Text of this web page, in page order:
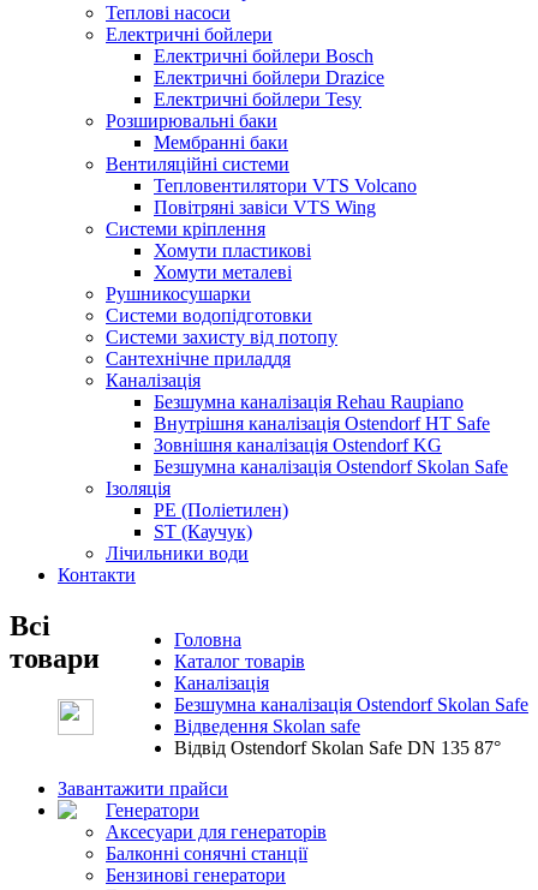
Теплові насоси
Електричні бойлери
Електричні бойлери Bosch
Електричні бойлери Drazice
Електричні бойлери Tesy
Розширювальні баки
Мембранні баки
Вентиляційні системи
Тепловентилятори VTS Volcano
Повітряні завіси VTS Wing
Системи кріплення
Хомути пластикові
Хомути металеві
Рушникосушарки
Системи водопідготовки
Системи захисту від потопу
Сантехнічне приладдя
Каналізація
Безшумна каналізація Rehau Raupiano
Внутрішня каналізація Ostendorf HT Safe
Зовнішня каналізація Ostendorf KG
Безшумна каналізація Ostendorf Skolan Safe
Ізоляція
PE (Поліетилен)
ST (Каучук)
Лічильники води
Контакти
Головна
Каталог товарів
Каналізація
Безшумна каналізація Ostendorf Skolan Safe
Відведення Skolan safe
Відвід Ostendorf Skolan Safe DN 135 87°
Всі
товари
Завантажити прайси
Генератори
Аксесуари для генераторів
Балконні сонячні станції
Бензинові генератори